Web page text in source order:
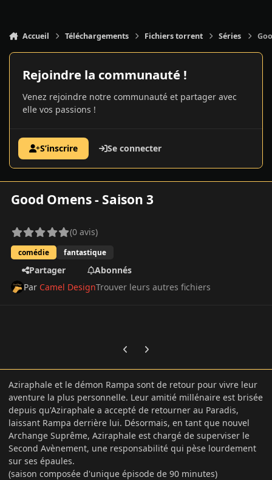
Accueil Téléchargements Fichiers torrent Séries
Rejoindre la communauté !
Venez rejoindre notre communauté et partager avec
elle vos passions !
S’inscrire Se connecter
Good Omens - Saison 3
(0 avis)
comédie fantastique
Partager
Abonnés
Par Camel DesignTrouver leurs autres fichiers
Previous carousel slide
Next carousel slide
Aziraphale et le démon Rampa sont de retour pour vivre leur
aventure la plus personnelle. Leur amitié millénaire est brisée
depuis qu'Aziraphale a accepté de retourner au Paradis,
laissant Rampa derrière lui. Désormais, en tant que nouvel
Archange Suprême, Aziraphale est chargé de superviser le
Second Avènement, une responsabilité qui pèse lourdement
sur ses épaules.
(saison composée d'unique épisode de 90 minutes)